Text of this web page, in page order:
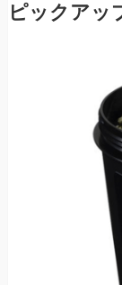
ピックアッ